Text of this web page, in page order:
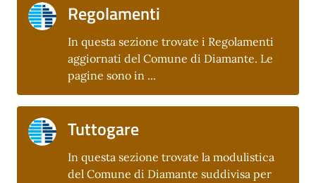
Regolamenti
In questa sezione trovate i Regolamenti
aggiornati del Comune di Diamante. Le
pagine sono in ...
Tuttogare
In questa sezione trovate la modulistica
del Comune di Diamante suddivisa per